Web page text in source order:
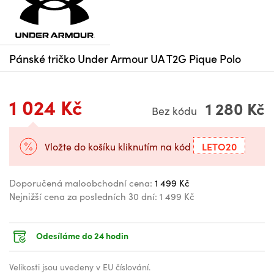
Pánské tričko Under Armour UA T2G Pique Polo
1 024 Kč Bez kódu 1 280 Kč
Vložte do košíku kliknutím na kód LETO20
Doporučená maloobchodní cena: 1 499 Kč
Nejnižší cena za posledních 30 dní: 1 499 Kč
Odesíláme do 24 hodin
Velikosti jsou uvedeny v EU číslování.